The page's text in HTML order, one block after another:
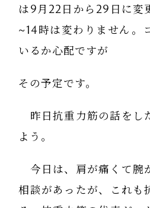
は9月22日から29日に変
~14時は変わりません。
いるか心配ですが
その予定です。
昨日抗重力筋の話をし
よう。
今日は、肩が痛くて腕
相談があったが、これも